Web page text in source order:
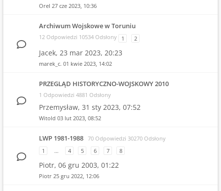
Orel 27 cze 2023, 10:36
Archiwum Wojskowe w Toruniu
12 Odpowiedzi 10534 Odsłony 1 2
Jacek, 23 mar 2023, 20:23
marek_c. 01 kwie 2023, 14:02
PRZEGLĄD HISTORYCZNO-WOJSKOWY 2010
1 Odpowiedzi 4881 Odsłony
Przemysław, 31 sty 2023, 07:52
Witold 03 lut 2023, 08:52
LWP 1981-1988 70 Odpowiedzi 30270 Odsłony
1
… 4 5 6 7 8
Piotr, 06 gru 2003, 01:22
Piotr 25 gru 2022, 12:06